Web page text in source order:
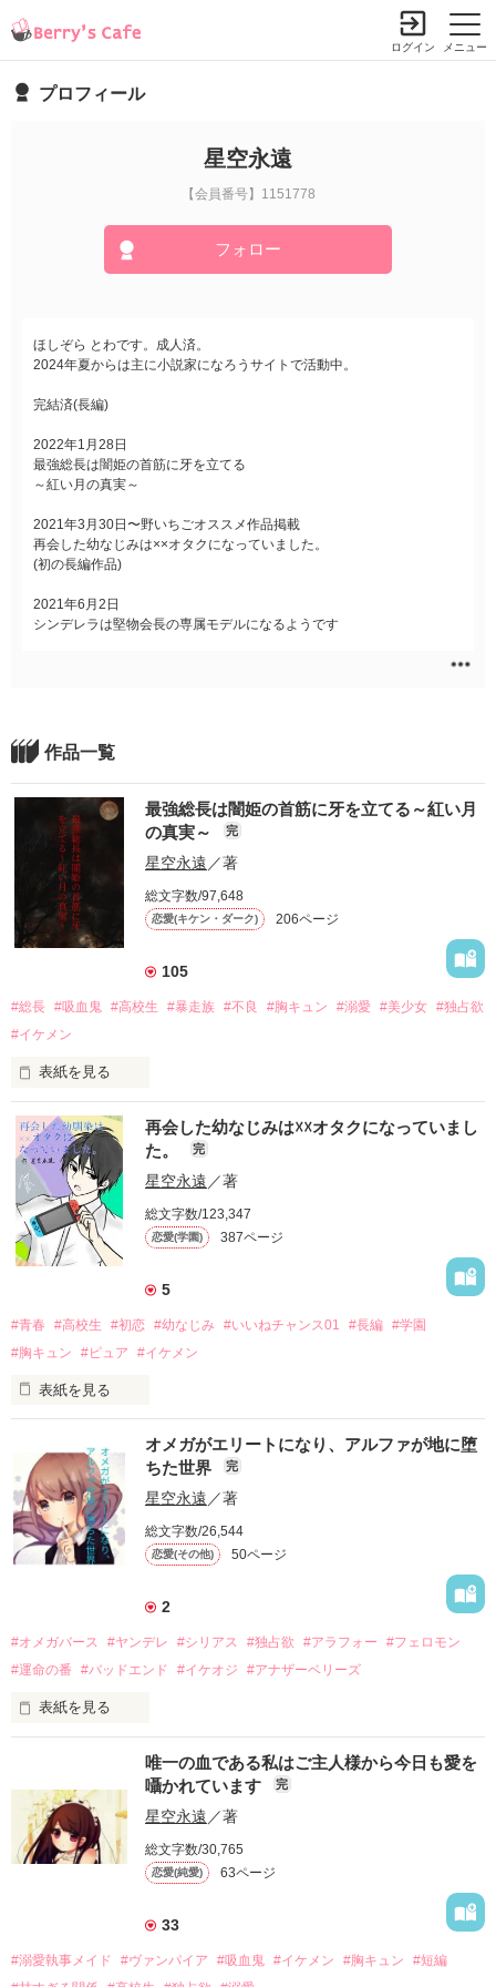
メニュー
ログイン
プロフィール
星空永遠
【会員番号】1151778
フォロー
ほしぞら とわです。成人済。
2024年夏からは主に小説家になろうサイトで活動中。
完結済(長編)
2022年1月28日
最強総長は闇姫の首筋に牙を立てる
～紅い月の真実～
2021年3月30日〜野いちごオススメ作品掲載
再会した幼なじみは××オタクになっていました。
(初の長編作品)
2021年6月2日
シンデレラは堅物会長の専属モデルになるようです
作品一覧
最強総長は闇姫の首筋に牙を立てる～紅い月
の真実～
完
星空永遠 ／著
総文字数/97,648
恋愛(キケン・ダーク) 206ページ
105
#総長 #吸血鬼 #高校生 #暴走族 #不良 #胸キュン #溺愛 #美少女 #独占欲
#イケメン
表紙を見る
暗闇よりも暗い、海の底にいるみたいだ。
あなたはそういった。
私はあなたを救いたい。
だから自ら飛び込んだ。
元闇姫と呼ばれたクール美少女
「私は闇姫に戻る気はない。高校生になったのだから普通の生
活を送りたいの」
炎帝　闇華（えんてい　やみか）
闇姫に命を救われ、吸血鬼となり最強総長となった男
「闇姫。お前は今どこにいる……？」
壱流のメンテナンスをしている天才研究者
「俺はその場しのぎの食料に過ぎない。だから早く見つかると
いいな、闇姫が」
再会した幼なじみは☓☓オタクになっていまし
た。
完
星空永遠 ／著
総文字数/123,347
恋愛(学園) 387ページ
5
#青春 #高校生 #初恋 #幼なじみ #いいねチャンス01 #長編 #学園
#胸キュン
#ピュア #イケメン
表紙を見る
貴方にとって、私は『ただの幼なじみ』ですか？
小さい頃から彼に恋してる少女
霧姫朱里（きりひめ　あかり）
柊黒炎（ひいらぎ　こくえん）
急な引っ越しでもう会えないと思っていたけど、高校でまさか
「朱里は俺にとって大事な幼馴染だからな」
最初は『ただの幼なじみ」だったのに、黒炎くんが私に対して
変わっていって……。
私のことを好きだって言ってくる先輩も現れて
「俺の大事な幼馴染をなに口説いてるんですか」
オメガがエリートになり、アルファが地に堕
ちた世界
完
星空永遠／著
総文字数/26,544
恋愛(その他) 50ページ
2
#オメガバース #ヤンデレ #シリアス #独占欲 #アラフォー
#フェロモン
#運命の番
#バッドエンド #イケオジ #アナザーベリーズ
表紙を見る
オメガだけが酷い仕打ちを受けるのは理不尽だ。
そう願ったオメガたちにより、世界は変わった。
アルファはエリートで容姿も良く、何不自由なく暮らせる。そ
んな時代はある日を境に一変しーーー
オメガがエリートとなり、アルファが地に堕ちた世界で彼女に
市役所に勤めていたがある日クビを宣告された
職を失い路頭に迷っているアルファ
唯一の血である私はご主人様から今日も愛を
囁かれています
完
星空永遠／著
総文字数/30,765
恋愛(純愛) 63ページ
33
#溺愛執事メイド #ヴァンパイア #吸血鬼 #イケメン #胸キュン
#短編